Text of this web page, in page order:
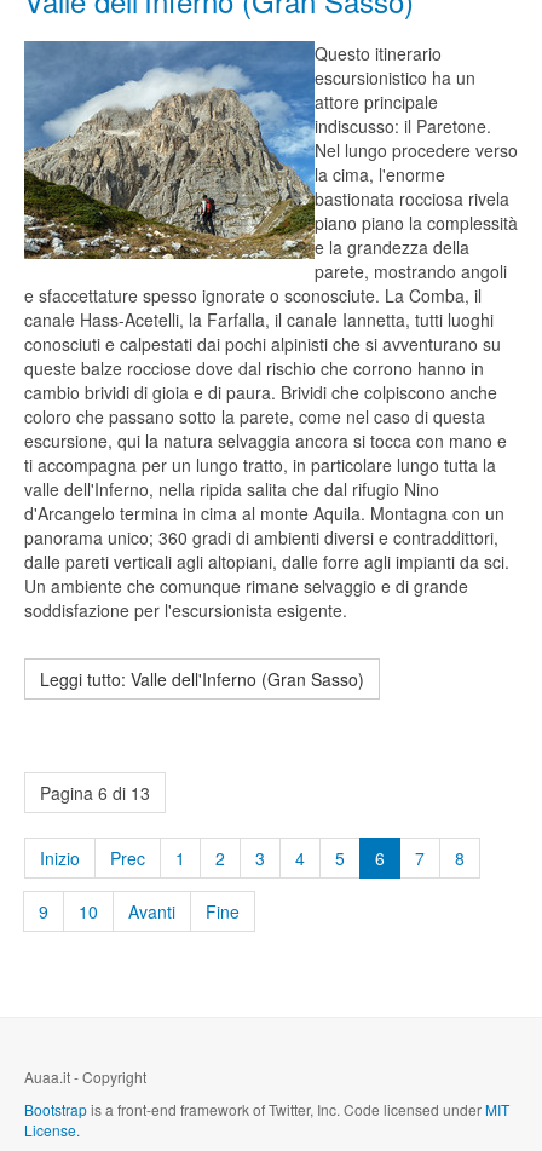
Questo itinerario
escursionistico ha un
attore principale
indiscusso: il Paretone.
Nel lungo procedere verso
la cima, l'enorme
bastionata rocciosa rivela
piano piano la complessità
e la grandezza della
parete, mostrando angoli
e sfaccettature spesso ignorate o sconosciute. La Comba, il
canale Hass-Acetelli, la Farfalla, il canale Iannetta, tutti luoghi
conosciuti e calpestati dai pochi alpinisti che si avventurano su
queste balze rocciose dove dal rischio che corrono hanno in
cambio brividi di gioia e di paura. Brividi che colpiscono anche
coloro che passano sotto la parete, come nel caso di questa
escursione, qui la natura selvaggia ancora si tocca con mano e
ti accompagna per un lungo tratto, in particolare lungo tutta la
valle dell'Inferno, nella ripida salita che dal rifugio Nino
d'Arcangelo termina in cima al monte Aquila. Montagna con un
panorama unico; 360 gradi di ambienti diversi e contraddittori,
dalle pareti verticali agli altopiani, dalle forre agli impianti da sci.
Un ambiente che comunque rimane selvaggio e di grande
soddisfazione per l'escursionista esigente.
Leggi tutto: Valle dell'Inferno (Gran Sasso)
Pagina 6 di 13
Inizio Prec 1 2 3 4 5 6 7 8
9 10 Avanti Fine
Auaa.it - Copyright
Bootstrapis a front-end framework of Twitter, Inc. Code licensed underMIT
License.